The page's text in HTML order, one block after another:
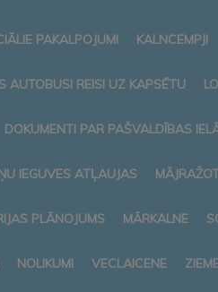
PAKALPOJUMI KALNCEMPJI
AUTOBUSI REISI UZ KAPSĒTU
DOKUMENTI PAR PAŠVALDĪBAS
IEGUVES ATĻAUJAS
PLĀNOJUMS MĀRKALNE
NOLIKUMI VECLAICENE